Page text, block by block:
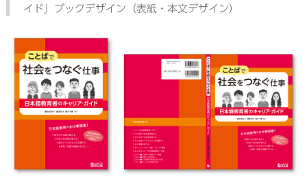
イド』ブックデザイン（表紙・本文デザイン）